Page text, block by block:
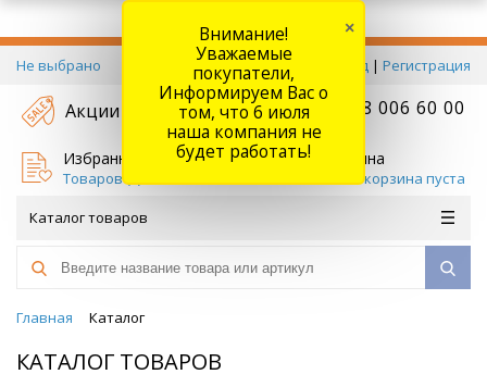
Не выбрано Вход | Регистрация
Акции +7 778 006 60 00
Избранное
Товаров (
Корзина
Ваша корзина пуста
Каталог товаров
Главная Каталог
КАТАЛОГ ТОВАРОВ
Внимание!
Уважаемые
покупатели,
Информируем Вас о
том, что 6 июля
наша компания не
будет работать!
×